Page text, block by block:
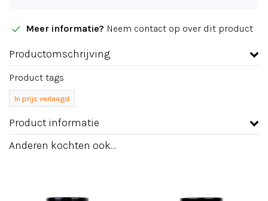
Meer informatie? Neem contact op over dit product
Productomschrijving
Product tags
In prijs verlaagd
Product informatie
Anderen kochten ook...